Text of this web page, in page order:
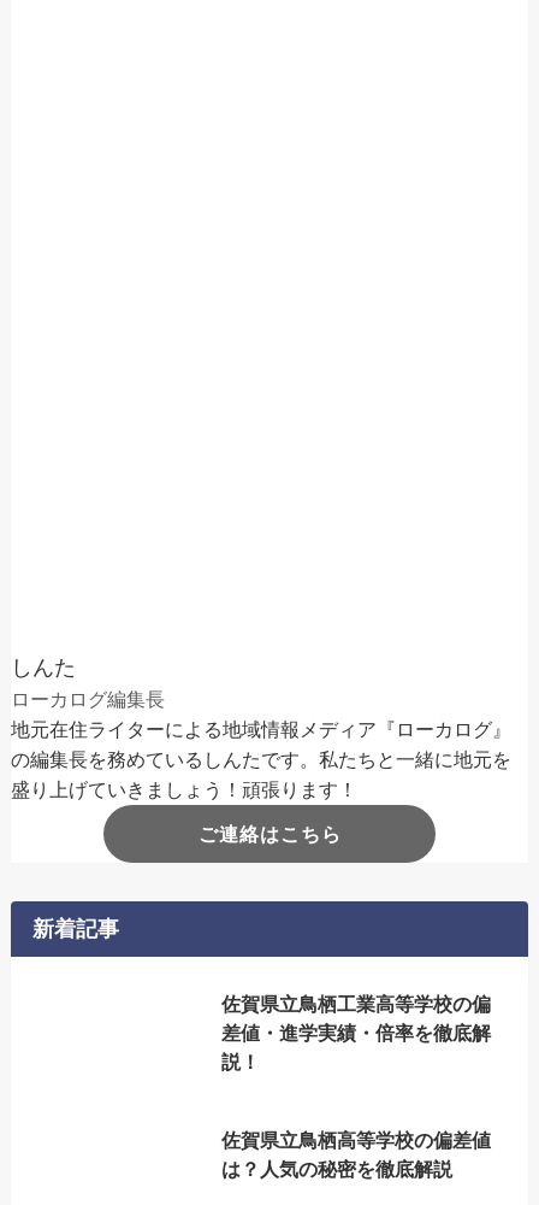
しんた
ローカログ編集長
地元在住ライターによる地域情報メディア『ローカログ』
の編集長を務めているしんたです。私たちと一緒に地元を
盛り上げていきましょう！頑張ります！
ご連絡はこちら
新着記事
佐賀県立鳥栖工業高等学校の偏
差値・進学実績・倍率を徹底解
説！
佐賀県立鳥栖高等学校の偏差値
は？人気の秘密を徹底解説